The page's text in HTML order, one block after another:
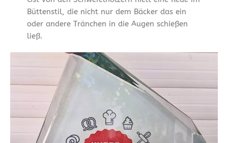
Büttenstil, die nicht nur dem Bäcker das ein
oder andere Tränchen in die Augen schießen
ließ.